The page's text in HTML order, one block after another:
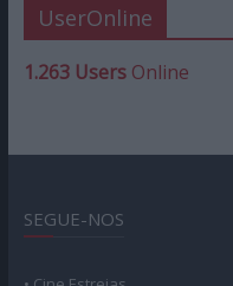
UserOnline
1.263 UsersOnline
SEGUE-NOS